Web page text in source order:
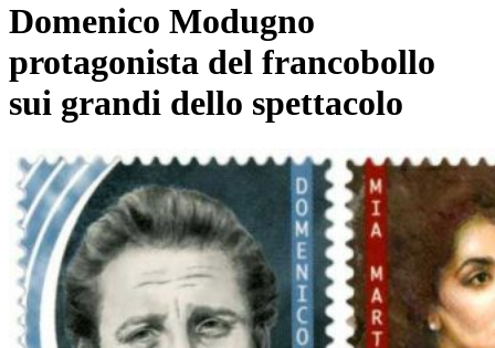
Domenico Modugno
protagonista del francobollo
sui grandi dello spettacolo